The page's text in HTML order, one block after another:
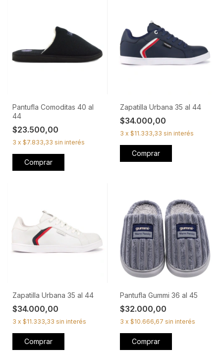
Pantufla Comoditas 40 al
44
$23.500,00
3 x $7.833,33 sin interés
Comprar
Zapatilla Urbana 35 al 44
$34.000,00
3 x $11.333,33 sin interés
Comprar
Zapatilla Urbana 35 al 44
$34.000,00
3 x $11.333,33 sin interés
Comprar
Pantufla Gummi 36 al 45
$32.000,00
3 x $10.666,67 sin interés
Comprar